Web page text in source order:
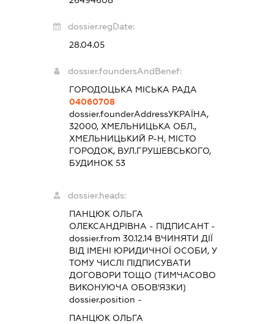
dossier.regDate:
28.04.05
dossier.foundersAndBenef:
ГОРОДОЦЬКА МІСЬКА РАДА
04060708
dossier.founderAddressУКРАЇНА,
32000, ХМЕЛЬНИЦЬКА ОБЛ.,
ХМЕЛЬНИЦЬКИЙ Р-Н, МІСТО
ГОРОДОК, ВУЛ.ГРУШЕВСЬКОГО,
БУДИНОК 53
dossier.heads:
ПАНЦЮК ОЛЬГА
ОЛЕКСАНДРІВНА - ПІДПИСАНТ-
dossier.from 30.12.14ВЧИНЯТИ ДІЇ
ВІД ІМЕНІ ЮРИДИЧНОЇ ОСОБИ, У
ТОМУ ЧИСЛІ ПІДПИСУВАТИ
ДОГОВОРИ ТОЩО (ТИМЧАСОВО
ВИКОНУЮЧА ОБОВ'ЯЗКИ)
dossier.position -
ПАНЦЮК ОЛЬГА